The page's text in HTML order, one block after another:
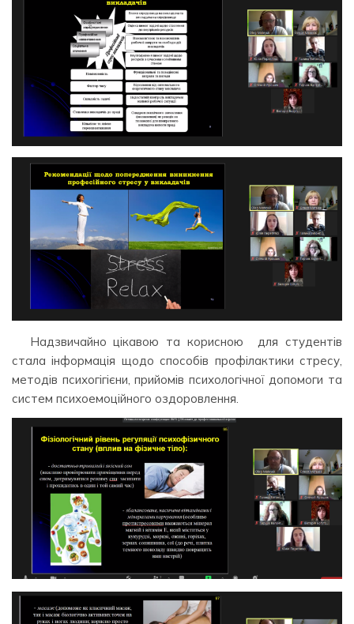
Надзвичайно цікавою та корисною для студентів
стала інформація щодо способів профілактики стресу,
методів психогігієни, прийомів психологічної допомоги та
систем психоемоційного оздоровлення.